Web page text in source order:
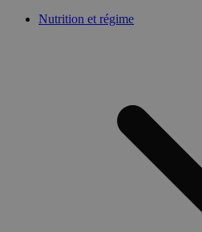
Nutrition et régime